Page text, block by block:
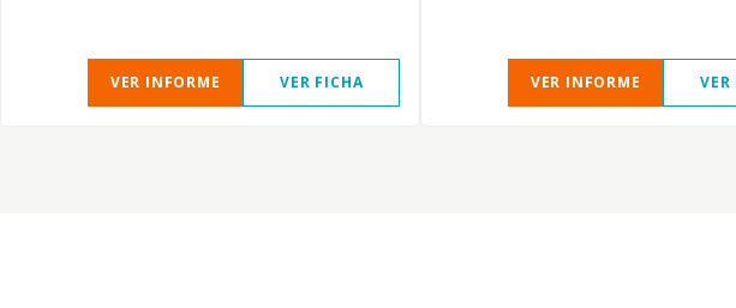
VER INFORME VER FICHA VER INFORME VER